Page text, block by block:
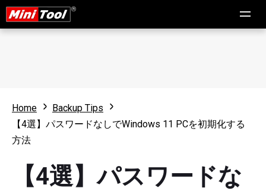
Home
Backup Tips
【4選】パスワードなしでWindows 11 PCを初期化する
方法
【4選】パスワードな